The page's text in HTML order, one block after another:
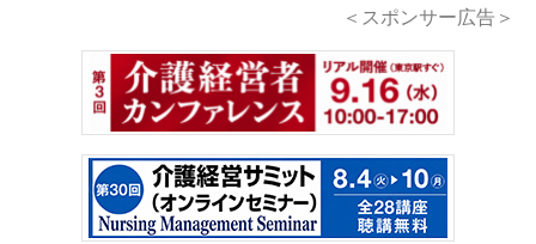
＜スポンサー広告＞